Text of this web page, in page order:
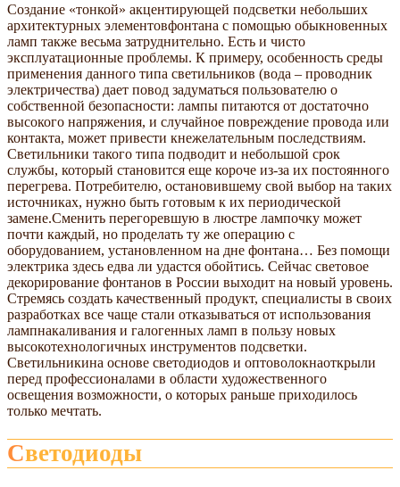
Создание «тонкой» акцентирующей подсветки небольших
архитектурных элементовфонтана с помощью обыкновенных
ламп также весьма затруднительно. Есть и чисто
эксплуатационные проблемы. К примеру, особенность среды
применения данного типа светильников (вода – проводник
электричества) дает повод задуматься пользователю о
собственной безопасности: лампы питаются от достаточно
высокого напряжения, и случайное повреждение провода или
контакта, может привести кнежелательным последствиям.
Светильники такого типа подводит и небольшой срок
службы, который становится еще короче из-за их постоянного
перегрева. Потребителю, остановившему свой выбор на таких
источниках, нужно быть готовым к их периодической
замене.Сменить перегоревшую в люстре лампочку может
почти каждый, но проделать ту же операцию с
оборудованием, установленном на дне фонтана… Без помощи
электрика здесь едва ли удастся обойтись. Сейчас световое
декорирование фонтанов в России выходит на новый уровень.
Стремясь создать качественный продукт, специалисты в своих
разработках все чаще стали отказываться от использования
лампнакаливания и галогенных ламп в пользу новых
высокотехнологичных инструментов подсветки.
Светильникина основе светодиодов и оптоволокнаоткрыли
перед профессионалами в области художественного
освещения возможности, о которых раньше приходилось
только мечтать.
Светодиоды